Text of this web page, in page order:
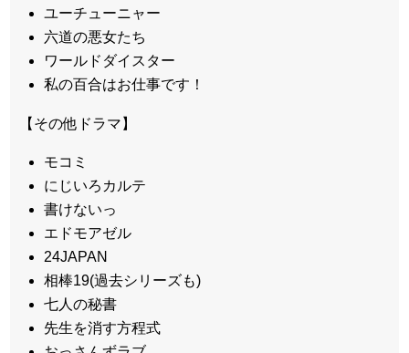
ユーチューニャー
六道の悪女たち
ワールドダイスター
私の百合はお仕事です！
【その他ドラマ】
モコミ
にじいろカルテ
書けないっ
エドモアゼル
24JAPAN
相棒19(過去シリーズも)
七人の秘書
先生を消す方程式